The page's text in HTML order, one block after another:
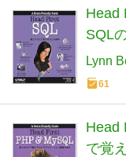
Head
SQL
Lynn
61
Head
で覚